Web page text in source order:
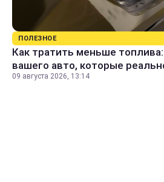
ПОЛЕЗНОЕ
Как тратить меньше
вашего авто, которые
09 августа 2026, 13:14